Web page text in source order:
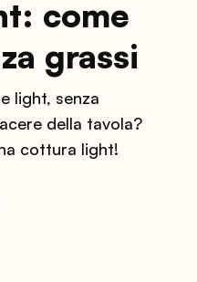
come
grassi
light, senza
della tavola?
cottura light!